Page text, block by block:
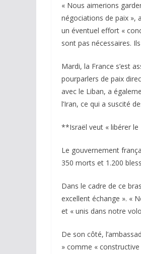
« Nous aimerions
négociations de paix »,
un éventuel effort «
sont pas nécessaires.
Mardi, la France s’est
pourparlers de paix
avec le Liban, a
l’Iran, ce qui a suscité
**Israël veut « libérer
Le gouvernement
350 morts et 1.200
Dans le cadre de ce
excellent échange ». «
et « unis dans notre
De son côté,
» comme «